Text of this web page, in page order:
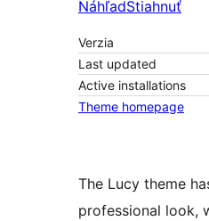
NáhľadStiahnuť
Verzia
Last updated
Active installations
Theme homepage
The Lucy theme
professional look,